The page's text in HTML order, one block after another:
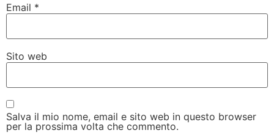
Email *
Sito web
Salva il mio nome, email e sito web in questo browser
per la prossima volta che commento.